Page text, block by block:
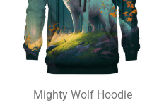
Mighty Wolf Hoodie